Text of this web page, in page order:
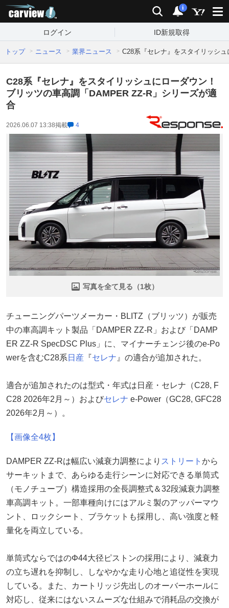
検索 通知
i
ログイン ID新規取得
トップ ニュース 業界ニュース C28系『セレナ』をスタイリッシ
C28系『セレナ』をスタイリッシュにローダウン！
ブリッツの車高調「DAMPER ZZ-R」シリーズが適
合
2026.06.07 13:38掲載 4
写真を全て見る（1枚）
チューニングパーツメーカー・BLITZ（ブリッツ）が販売
中の車高調キット製品「DAMPER ZZ-R」および「DAMP
ER ZZ-R SpecDSC Plus」に、マイナーチェンジ後のe-Po
werを含むC28系 日産 『セレナ 』の適合が追加された。
適合が追加されたのは型式・年式は日産・セレナ（C28, F
C28 2026年2月～）およびセレナ e-Power（GC28, GFC28
2026年2月～）。
【画像全4枚】
DAMPER ZZ-Rは幅広い減衰力調整により ストリート から
サーキットまで、あらゆる走行シーンに対応できる単筒式
（モノチューブ）構造採用の全長調整式＆32段減衰力調整
車高調キット。一部車種向けにはアルミ製のアッパーマウ
ント、ロックシート、ブラケットも採用し、高い強度と軽
量化を両立している。
単筒式ならではのΦ44大径ピストンの採用により、減衰力
の立ち遅れを抑制し、しなやかな走り心地と追従性を実現
している。また、カートリッジ先出しのオーバーホールに
対応し、従来にはないスムーズな仕組みで消耗品の交換が